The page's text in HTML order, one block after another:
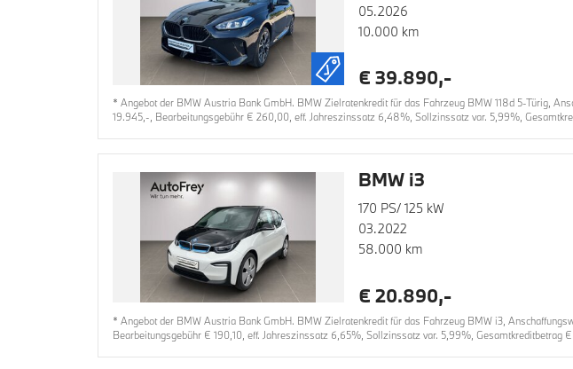
05.2026
10.000 km
€ 39.890,-
* Angebot der BMW Austria Bank GmbH. BMW Zielratenkredit für das Fahrzeug BMW 118d 5-Türig,
19.945,-, Bearbeitungsgebühr € 260,00, eff. Jahreszinssatz 6,48%, Sollzinssatz var. 5,99%,
BMW i3
170 PS/ 125 kW
03.2022
58.000 km
€ 20.890,-
* Angebot der BMW Austria Bank GmbH. BMW Zielratenkredit für das Fahrzeug BMW i3,
Bearbeitungsgebühr € 190,10, eff. Jahreszinssatz 6,65%, Sollzinssatz var. 5,99%,